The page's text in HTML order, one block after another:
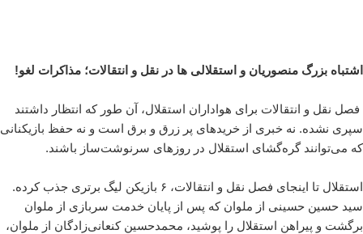
اشتباه بزرگ منصوریان و استقلالی ها در نقل و انتقالات؛ مذاکرات لغو!
فصل نقل و انتقالات برای هواداران استقلال، آن طور که انتظار داشتند
سپری نشده. نه خبری از خریدهای پر زرق و برق است و نه حفظ بازیکنانی
که می‌توانند گره‌گشای استقلال در روزهای سرنوشت‌ساز باشند.
استقلال تا اینجای فصل نقل و انتقالات، ۶ بازیکن لیگ برتری جذب کرده.
سید حسین حسینی از ملوان که پس از پایان خدمت سربازی از ملوان
برگشت و پیراهن استقلال را پوشید، محمدحسین کنعانی‌زادگان از ملوان،